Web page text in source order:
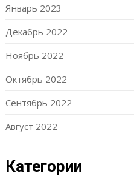
Январь 2023
Декабрь 2022
Ноябрь 2022
Октябрь 2022
Сентябрь 2022
Август 2022
Категории